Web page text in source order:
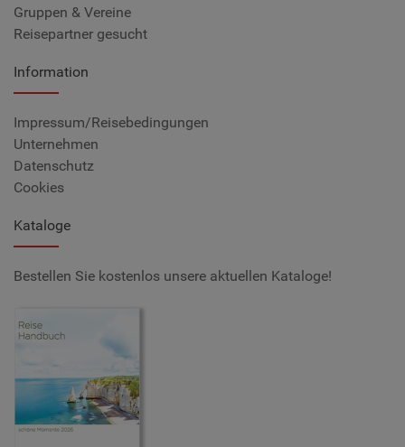
Gruppen & Vereine
Reisepartner gesucht
Information
Impressum/Reisebedingungen
Unternehmen
Datenschutz
Cookies
Kataloge
Bestellen Sie kostenlos unsere aktuellen Kataloge!